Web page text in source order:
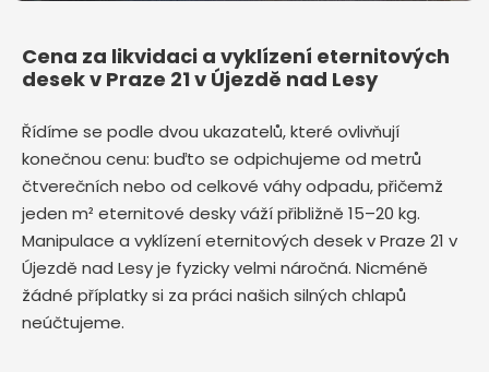
Cena za likvidaci a vyklízení eternitových
desek v Praze 21 v Újezdě nad Lesy
Řídíme se podle dvou ukazatelů, které ovlivňují
konečnou cenu: buďto se odpichujeme od metrů
čtverečních nebo od celkové váhy odpadu, přičemž
jeden m² eternitové desky váží přibližně 15–20 kg.
Manipulace a vyklízení eternitových desek v Praze 21 v
Újezdě nad Lesy je fyzicky velmi náročná. Nicméně
žádné příplatky si za práci našich silných chlapů
neúčtujeme.